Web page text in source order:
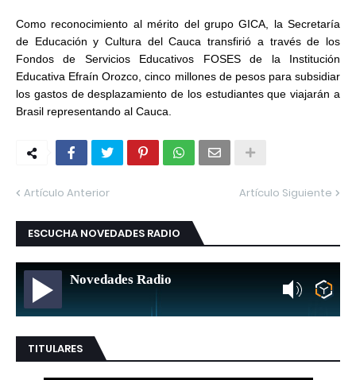
Como reconocimiento al mérito del grupo GICA, la Secretaría
de Educación y Cultura del Cauca transfirió a través de los
Fondos de Servicios Educativos FOSES de la Institución
Educativa Efraín Orozco, cinco millones de pesos para subsidiar
los gastos de desplazamiento de los estudiantes que viajarán a
Brasil representando al Cauca.
Artículo Anterior Artículo Siguiente
ESCUCHA NOVEDADES RADIO
Novedades Radio
TITULARES